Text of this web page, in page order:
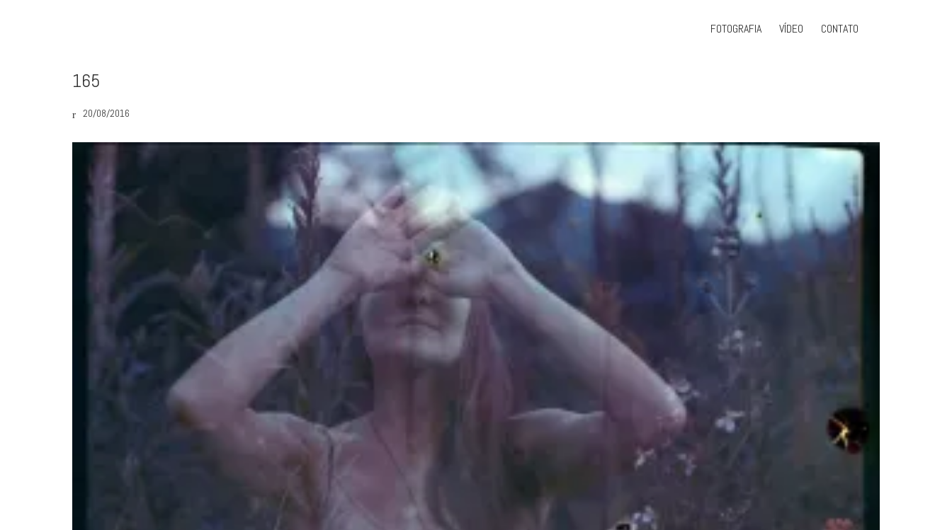
FOTOGRAFIA VÍDEO CONTATO
165
20/08/2016